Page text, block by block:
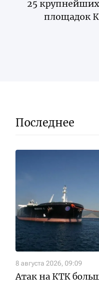
25
площадок
Последнее
8 августа 2026, 09:09
Атак на КТК